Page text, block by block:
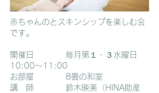
赤ちゃんのとスキンシップを楽しむ会
です。
開催日 毎月第１・３水曜日
10:00～11:00
お部屋 8畳の和室
講 師 鈴木映美（HINA助産